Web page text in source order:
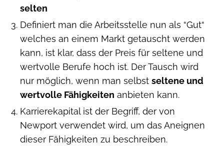
selten
Definiert man die Arbeitsstelle nun als “Gut“
welches an einem Markt getauscht werden
kann, ist klar, dass der Preis für seltene und
wertvolle Berufe hoch ist. Der Tausch wird
nur möglich, wenn man selbst seltene und
wertvolle Fähigkeiten anbieten kann.
Karrierekapital ist der Begriff, der von
Newport verwendet wird, um das Aneignen
dieser Fähigkeiten zu beschreiben.